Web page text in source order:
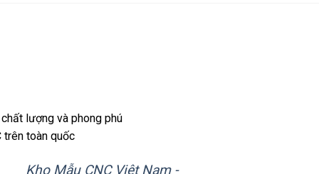
lượng và phong phú
trên toàn quốc
Kho Mẫu CNC Việt Nam -